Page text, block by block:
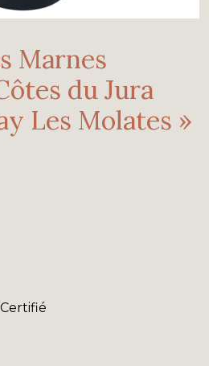
Marnes
du Jura
Les Molates »
Certifié